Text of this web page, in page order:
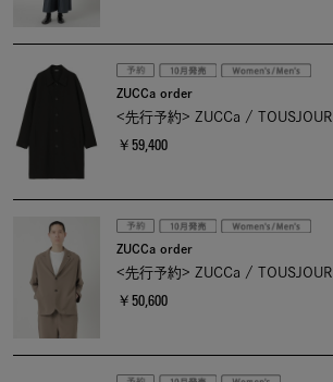
ZUCCa order
<先行予約> ZUCCa /
￥59,400
ZUCCa order
<先行予約> ZUCCa /
￥50,600